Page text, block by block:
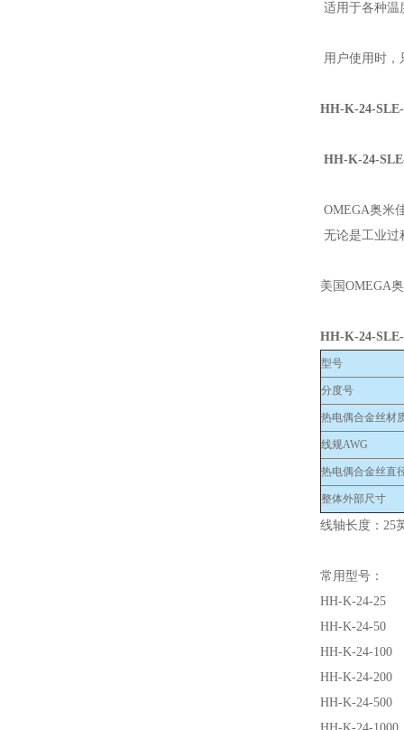
适用于各种温
用户使用时
HH-K-24-SLE-
HH-K-24-
OMEGA奥米
无论是工业过
美国OMEGA
HH-K-24-SLE-
型号
分度号
热电偶合金丝材
线规AWG
热电偶合金丝直
整体外部尺寸
线轴长度：25
常用型号：
HH-K-24-25
HH-K-24-50
HH-K-24-100
HH-K-24-200
HH-K-24-500